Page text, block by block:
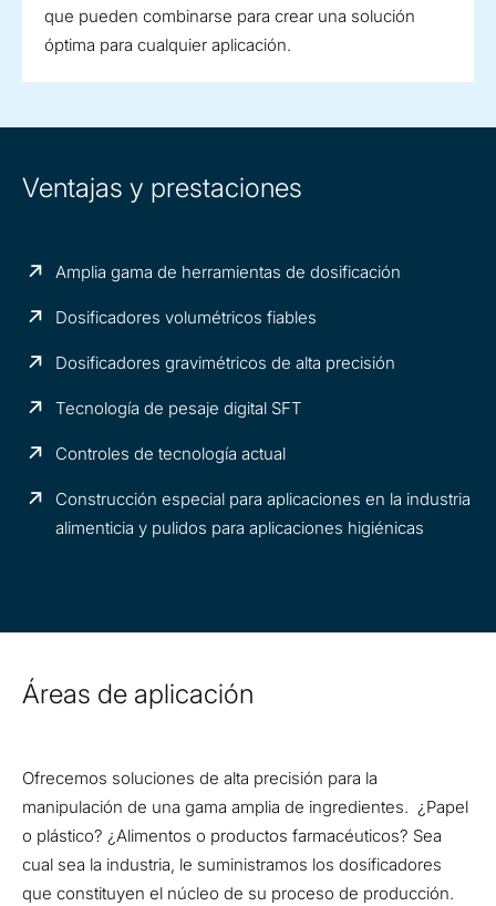
que pueden combinarse para crear una solución
óptima para cualquier aplicación.
Ventajas y prestaciones
Amplia gama de herramientas de dosificación
Dosificadores volumétricos fiables
Dosificadores gravimétricos de alta precisión
Tecnología de pesaje digital SFT
Controles de tecnología actual
Construcción especial para aplicaciones en la industria
alimenticia y pulidos para aplicaciones higiénicas
Áreas de aplicación
Ofrecemos soluciones de alta precisión para la
manipulación de una gama amplia de ingredientes. ¿Papel
o plástico? ¿Alimentos o productos farmacéuticos? Sea
cual sea la industria, le suministramos los dosificadores
que constituyen el núcleo de su proceso de producción.